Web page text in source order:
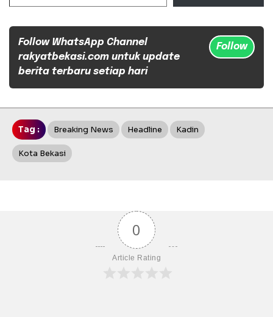
Follow WhatsApp Channel
rakyatbekasi.com untuk update
berita terbaru setiap hari
Follow
Tag : Breaking News Headline Kadin
Kota Bekasi
0
Article Rating